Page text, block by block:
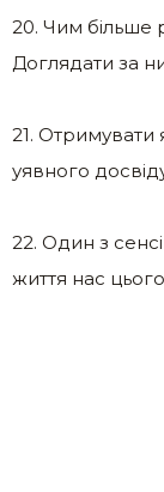
20. Чим більше
Доглядати за
21. Отримувати
уявного
22. Один з
життя нас